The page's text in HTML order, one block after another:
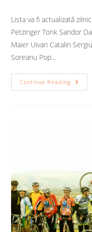
Lista va fi actualizată
Petzinger Tonk Sandor
Maier Uivari Catalin
Soreanu Pop…
Continue Reading
Race,